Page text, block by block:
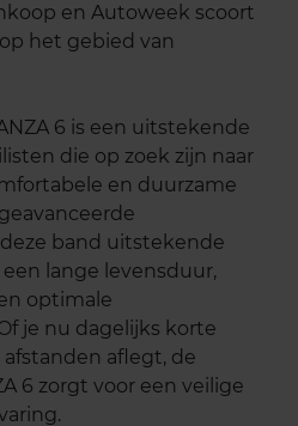
en Autoweek scoort
het gebied van
6 is een uitstekende
die op zoek zijn naar
en duurzame
band uitstekende
lange levensduur,
optimale
je nu dagelijks korte
aflegt, de
6 zorgt voor een veilige